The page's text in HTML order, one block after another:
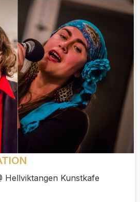
Hellviktangen Kunstkafe